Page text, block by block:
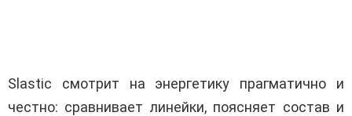
Slastic смотрит на энергетику прагматично и
честно: сравнивает линейки, поясняет состав и